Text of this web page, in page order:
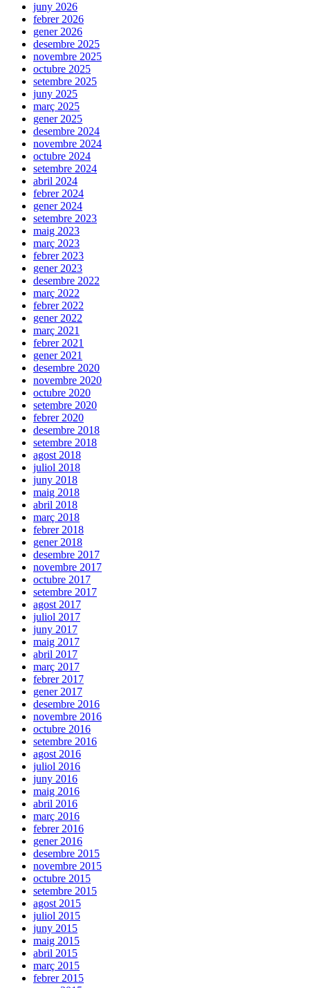
juny 2026
febrer 2026
gener 2026
desembre 2025
novembre 2025
octubre 2025
setembre 2025
juny 2025
març 2025
gener 2025
desembre 2024
novembre 2024
octubre 2024
setembre 2024
abril 2024
febrer 2024
gener 2024
setembre 2023
maig 2023
març 2023
febrer 2023
gener 2023
desembre 2022
març 2022
febrer 2022
gener 2022
març 2021
febrer 2021
gener 2021
desembre 2020
novembre 2020
octubre 2020
setembre 2020
febrer 2020
desembre 2018
setembre 2018
agost 2018
juliol 2018
juny 2018
maig 2018
abril 2018
març 2018
febrer 2018
gener 2018
desembre 2017
novembre 2017
octubre 2017
setembre 2017
agost 2017
juliol 2017
juny 2017
maig 2017
abril 2017
març 2017
febrer 2017
gener 2017
desembre 2016
novembre 2016
octubre 2016
setembre 2016
agost 2016
juliol 2016
juny 2016
maig 2016
abril 2016
març 2016
febrer 2016
gener 2016
desembre 2015
novembre 2015
octubre 2015
setembre 2015
agost 2015
juliol 2015
juny 2015
maig 2015
abril 2015
març 2015
febrer 2015